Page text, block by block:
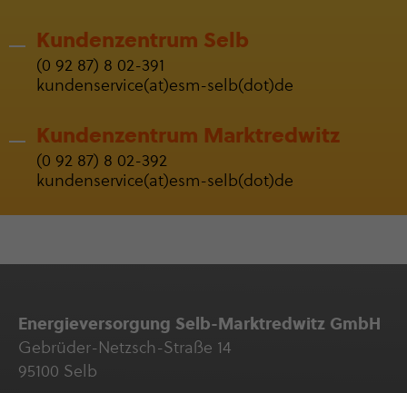
Kunden­zen­trum Selb
(0 92 87) 8 02-391
kun­den­ser­vice(at)esm-selb(dot)de
Kunden­zen­trum Markt­red­witz
(0 92 87) 8 02-392
kun­den­ser­vice(at)esm-selb(dot)de
Ener­gie­ver­sor­gung Selb-Marktredwitz GmbH
Gebrüder-Netzsch-Straße 14
95100 Selb